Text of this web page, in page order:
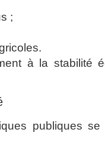
;
à la stabilité
publiques